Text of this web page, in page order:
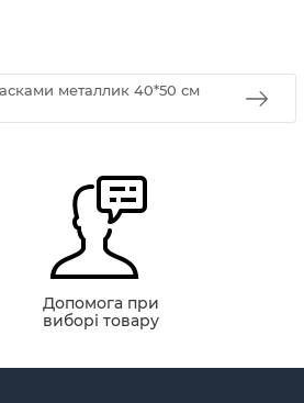
металлик 40*50 см
Допомога при
виборі товару